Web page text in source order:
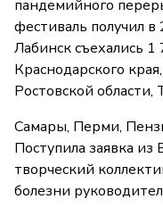
пандемийного
фестиваль получил в
Лабинск съехались
Краснодарского
Ростовской
Самары, Перми,
Поступила заявка из
творческий
болезни